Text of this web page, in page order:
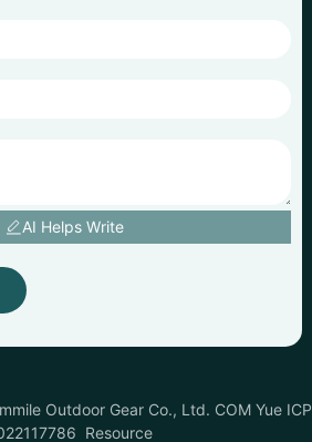
AI Helps Write
Outdoor Gear Co., Ltd. COM Yue ICP
Resource